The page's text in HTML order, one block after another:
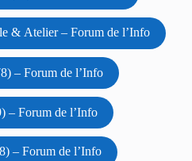
& Atelier – Forum de l’Info
– Forum de l’Info
– Forum de l’Info
– Forum de l’Info